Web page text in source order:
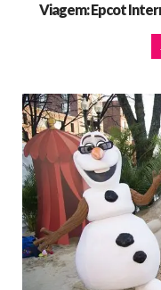
Viagem: Epcot